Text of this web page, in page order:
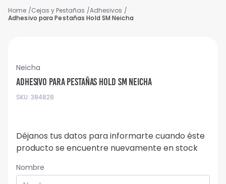
Cejas y Pestañas
Adhesivos
Adhesivo para Pestañas Hold SM Neicha
Neicha
Adhesivo para Pestañas Hold SM Neicha
SKU: 384828